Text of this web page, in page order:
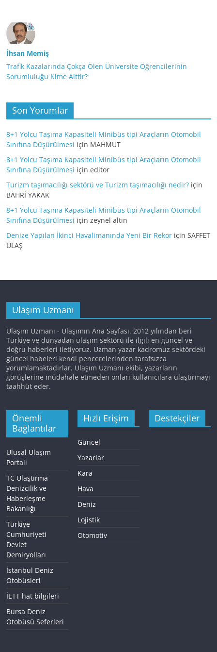
İhsan Memiş
Trafik Kazalarında Çokça Ölen Üniversite Öğrencilerinin
Sorumluluğu Kime Aittir?
Son Yorumlar
8+1 Yolcu Taşıma Kapasiteli Minibüs tipi Araçların Otomobil
Sınıfına Düşürülmesi için MAHMUT
8+1 Yolcu Taşıma Kapasiteli Minibüs tipi Araçların Otomobil
Sınıfına Düşürülmesi içineditor
Turizm taşımacılığı sektörü ve Turizm taşımacılığı nedir? için
BAHRİ YAKAK
8+1 Yolcu Taşıma Kapasiteli Minibüs tipi Araçların Otomobil
Sınıfına Düşürülmesi içinzeynel altın
Denize Yapılan İkinci Havalimanında Yeni Bir Rekor içinSAFFET
ULAŞ
Ulaşım Uzmanı
Ulaşım Uzmanı - Ulaşımın Ana Sayfası. 2012 yılından beri
Türkiye ve dünyadan ulaşım sektörü ile ilgili en güncel ve
doğru haberleri iletiyoruz. Uzman yazar kadromuz sektördeki
güncel habeleri kendi pencerelerinden tarafsızca
yorumlamaktadırlar. Ulaşım Uzmanı ekibi, yazarların
görüşlerine müdahale etmeden onları kullanıcılara ulaştırmayı
taahhüt eder.
Önemli
Bağlantılar
Ulusal Ulaşım
Portalı
TC Ulaştırma
Denizcilik ve
Haberleşme
Bakanlığı
Türkiye
Cumhuriyeti
Devlet
Demiryolları
İstanbul Deniz
Otobüsleri
İETT hat bilgileri
Bursa Deniz
Otobüsü Seferleri
Hızlı Erişim
Güncel
Yazarlar
Kara
Hava
Deniz
Lojistik
Otomotiv
Destekçiler